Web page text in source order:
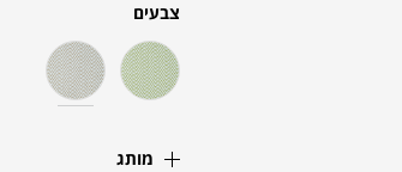
צבעים
מותג